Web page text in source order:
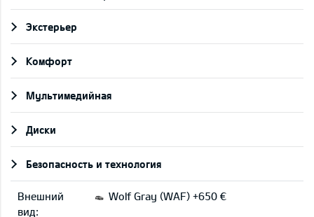
Экстерьер
Комфорт
Мультимедийная
Диски
Безопасность и технология
Внешний
вид:
Wolf Gray (WAF) +650 €